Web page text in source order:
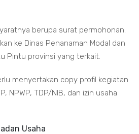
berupa surat permohonan.
ke Dinas Penanaman Modal dan
Pintu provinsi yang terkait.
menyertakan copy profil kegiatan
NPWP, TDP/NIB, dan izin usaha
Usaha